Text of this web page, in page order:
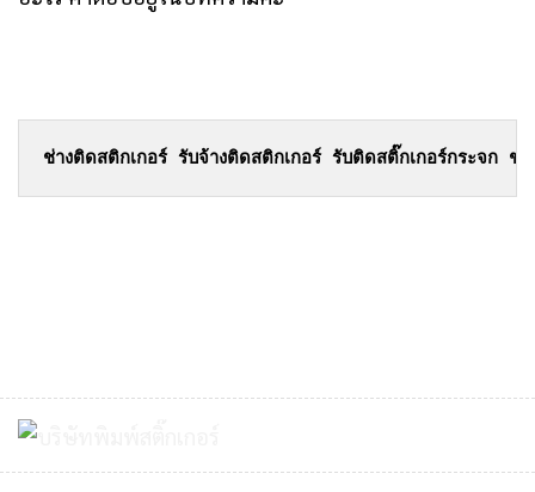
ช่างติดสติกเกอร์ รับจ้างติดสติกเกอร์ รับติดสติ๊กเกอร์กระจก ช่า